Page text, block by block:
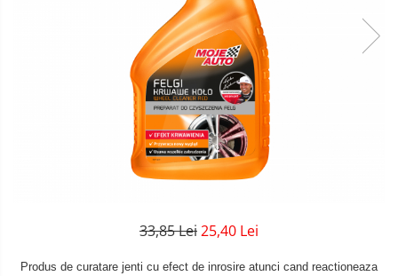
33,85 Lei25,40 Lei
Produs de curatare jenti cu efect de inrosire atunci cand reactioneaza